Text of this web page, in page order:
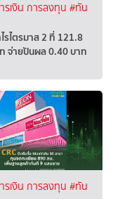
รเงิน การลงทุน #ทัน
รไตรมาส 2 ที่ 121.8
จ่ายปันผล 0.40 บาท
รเงิน การลงทุน #ทัน